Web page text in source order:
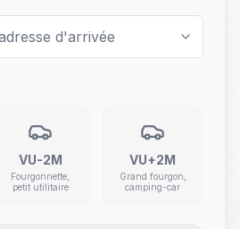
VU-2M
Fourgonnette,
petit utilitaire
VU+2M
Grand fourgon,
camping-car